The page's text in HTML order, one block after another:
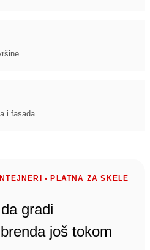
i fasada.
• PLATNA ZA SKELE
gradi
još tokom